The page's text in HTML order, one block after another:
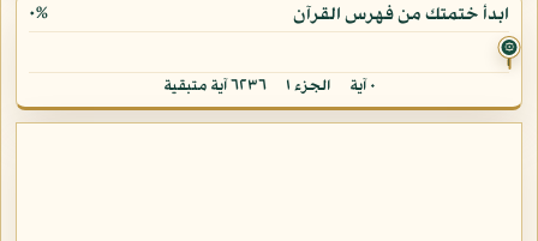
ابدأ ختمتك من فهرس القرآن ٠%
۞
٠ آية الجزء ١ ٦٢٣٦ آية متبقية